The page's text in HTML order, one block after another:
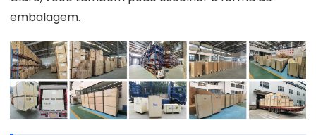
embalagem.